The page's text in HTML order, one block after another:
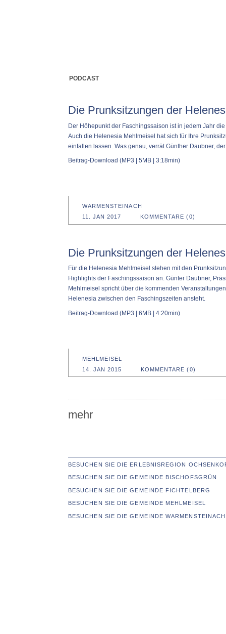
PODCAST
Die Prunksitzungen der
Der Höhepunkt der Faschingssaison ist in jedem Jahr
Auch die Helenesia Mehlmeisel hat sich für Ihre
einfallen lassen. Was genau, verrät Günther Daubner,
Beitrag-Download (MP3 | 5MB | 3:18min)
WARMENSTEINACH
11. JAN 2017
KOMMENTARE (0)
Die Prunksitzungen der
Für die Helenesia Mehlmeisel stehen mit den
Highlights der Faschingssaison an. Günter Daubner,
Mehlmeisel spricht über die kommenden
Helenesia zwischen den Faschingszeiten ansteht.
Beitrag-Download (MP3 | 6MB | 4:20min)
MEHLMEISEL
14. JAN 2015
KOMMENTARE (0)
mehr
BESUCHEN SIE DIE ERLEBNISREGION
BESUCHEN SIE DIE GEMEINDE BISCHOFSGRÜN
BESUCHEN SIE DIE GEMEINDE FICHTELBERG
BESUCHEN SIE DIE GEMEINDE MEHLMEISEL
BESUCHEN SIE DIE GEMEINDE WARMENSTEINACH